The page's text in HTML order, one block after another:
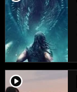
player2